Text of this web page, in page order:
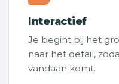
Interactief
Je begint bij het
naar het detail,
vandaan komt.